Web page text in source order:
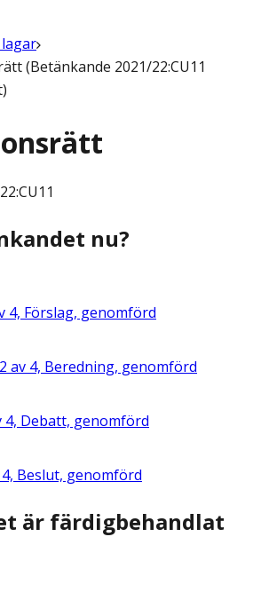
(Betänkande 2021/22:CU11
nu?
4, Förslag, genomförd
2 av 4, Beredning, genomförd
4, Debatt, genomförd
4, Beslut, genomförd
är färdigbehandlat